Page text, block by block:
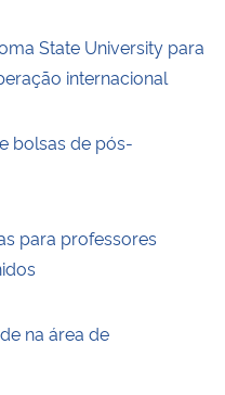
State University para
internacional
bolsas de pós-
para professores
na área de